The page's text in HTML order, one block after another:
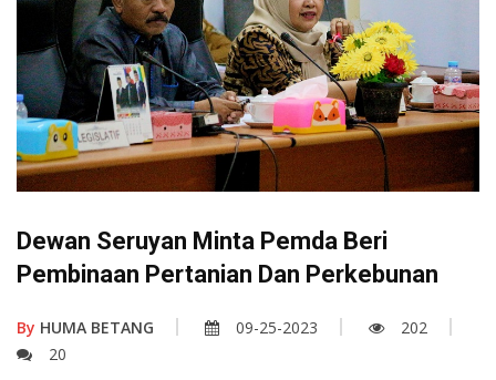
Dewan Seruyan Minta Pemda Beri
Pembinaan Pertanian Dan Perkebunan
By HUMA BETANG 09-25-2023
202
20